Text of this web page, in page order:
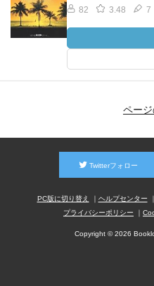
82 3.48 7
ペー
Twitterフォロー
PC版に切り替え ヘルプセンター
プライバシーポリシー
Copyright © 2026